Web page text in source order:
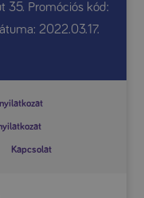
35. Promóciós kód:
2022.03.17.
Kapcsolat